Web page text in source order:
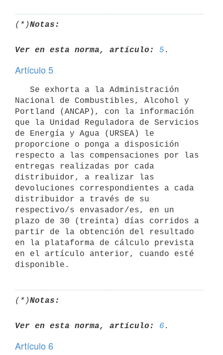
(*)Notas:
Ver en esta norma, artículo: 5
Artículo 5
Nacional de Combustibles, Alcohol y
Portland (ANCAP), con la información
que la Unidad Reguladora de Servicios
de Energía y Agua (URSEA) le
proporcione o ponga a disposición
respecto a las compensaciones por las
entregas realizadas por cada
distribuidor, a realizar las
devoluciones correspondientes a cada
distribuidor a través de su
respectivo/s envasador/es, en un
plazo de 30 (treinta) días corridos a
partir de la obtención del resultado
en la plataforma de cálculo prevista
en el artículo anterior, cuando esté
(*)Notas:
Ver en esta norma, artículo: 6
Artículo 6